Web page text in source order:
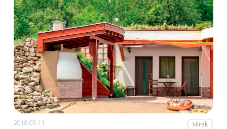
2018.05.11. Hírek